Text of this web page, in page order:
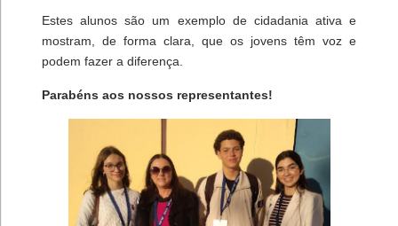
Estes alunos são um exemplo de cidadania ativa e
mostram, de forma clara, que os jovens têm voz e
podem fazer a diferença.
Parabéns aos nossos representantes!